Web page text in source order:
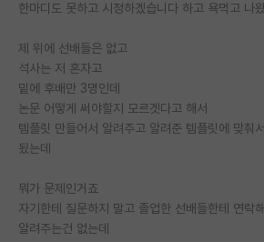
학부 인턴 게시판
취업 게시판
임용 후기 게시판
PI 전용 게시판
인문사회 계열 게시판
특수/전문대학원 게시판
반도체/AI 게시판
한마디도 못하고 시정하겠습니다 하고 욕먹고 나왔
제 위에 선배들은 없고
석사는 저 혼자고
밑에 후배만 3명인데
논문 어떻게 써야할지 모르겟다고 해서
템플릿 만들어서 알려주고 알려준 템플릿에 맞춰
됬는데
뭐가 문제인거죠
자기한테 질문하지 말고 졸업한 선배들한테 연락
알려주는건 없는데